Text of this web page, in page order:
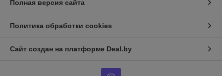
Полная версия сайта
Политика обработки cookies
Сайт создан на платформе Deal.by